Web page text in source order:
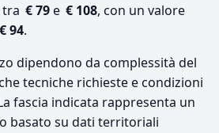
€ 79e € 108, con un valore
€ 94.
dipendono da complessità del
tecniche richieste e condizioni
fascia indicata rappresenta un
basato su dati territoriali